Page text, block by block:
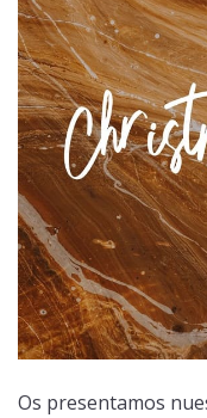
Os presentamos